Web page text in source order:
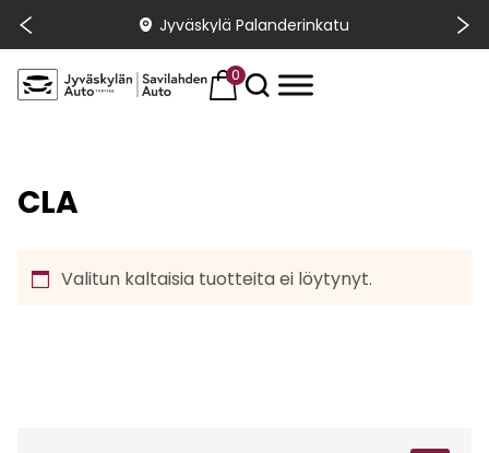
Jyväskylä Palanderinkatu
0
CLA
Valitun kaltaisia tuotteita ei löytynyt.